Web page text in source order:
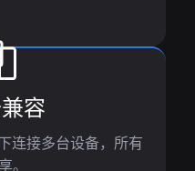
容
连接多台设备，所有
。